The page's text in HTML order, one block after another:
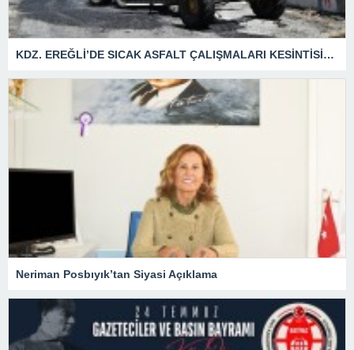
KDZ. EREĞLİ’DE SICAK ASFALT ÇALIŞMALARI KESİNTİSİZ SÜRÜYOR
Neriman Posbıyık’tan Siyasi Açıklama